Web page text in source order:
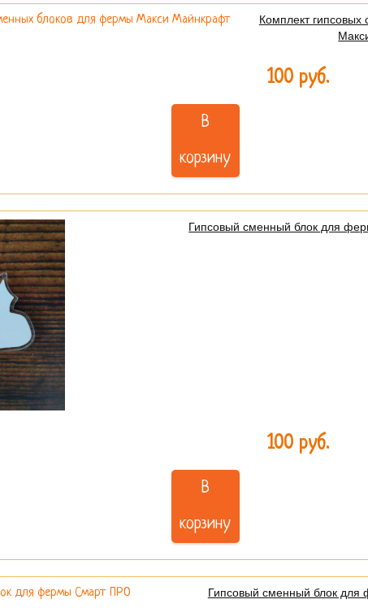
Комплект
100 руб.
В
корзину
Гипсовый сменный блок для
100 руб.
В
корзину
Гипсовый сменный блок